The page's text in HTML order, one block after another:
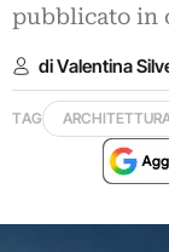
pubblicato in
di Valentina
TAG